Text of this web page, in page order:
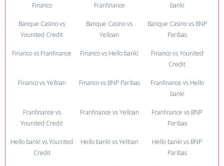
Financo
Franfinance
bank!
Banque Casino vs
Younited Credit
Banque Casino vs
Yelloan
Banque Casino vs BNP
Paribas
Financo vs Franfinance Financo vs Hello bank!
Financo vs Younited
Credit
Financo vs Yelloan Financo vs BNP Paribas
Franfinance vs Hello
bank!
Franfinance vs
Younited Credit
Franfinance vs Yelloan
Franfinance vs BNP
Paribas
Hello bank! vs Younited
Credit
Hello bank! vs Yelloan
Hello bank! vs BNP
Paribas